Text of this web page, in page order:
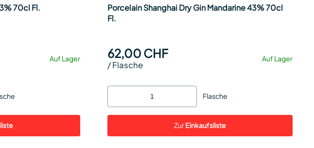
70cl Fl.
Auf Lager
Porcelain Shanghai Dry Gin Mandarine 43% 70cl
Fl.
Auf Lager
62,00 CHF
/Flasche
Flasche
ZurEinkaufsliste